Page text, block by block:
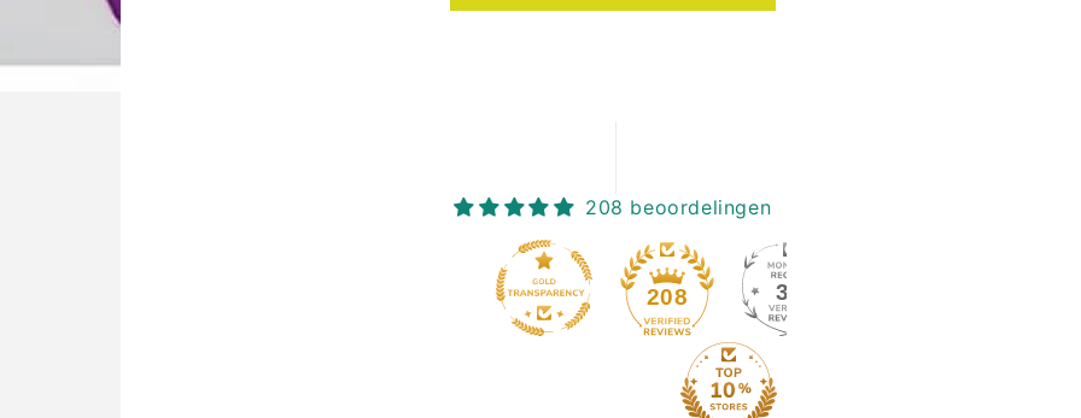
208 beoordelingen
208 39